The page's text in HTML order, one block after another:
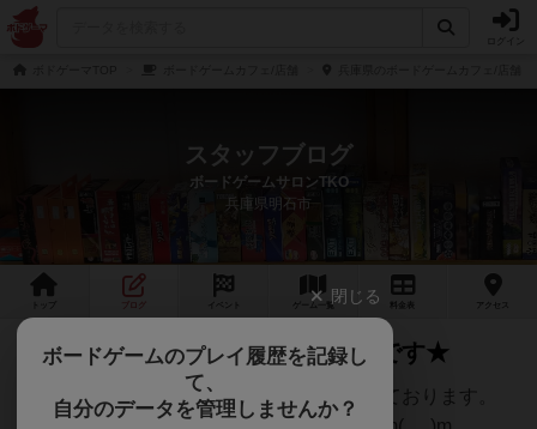
スタッフブログ
ボードゲームサロンTKO
兵庫県明石市
ゲーム 一覧 料金 アクセス
★過去に掲載された記事はこちらです★
過去にメディアに掲載された情報をまとめております。
閉じる
ボードゲームのプレイ履歴を記録し
て、
自分のデータを管理しませんか？